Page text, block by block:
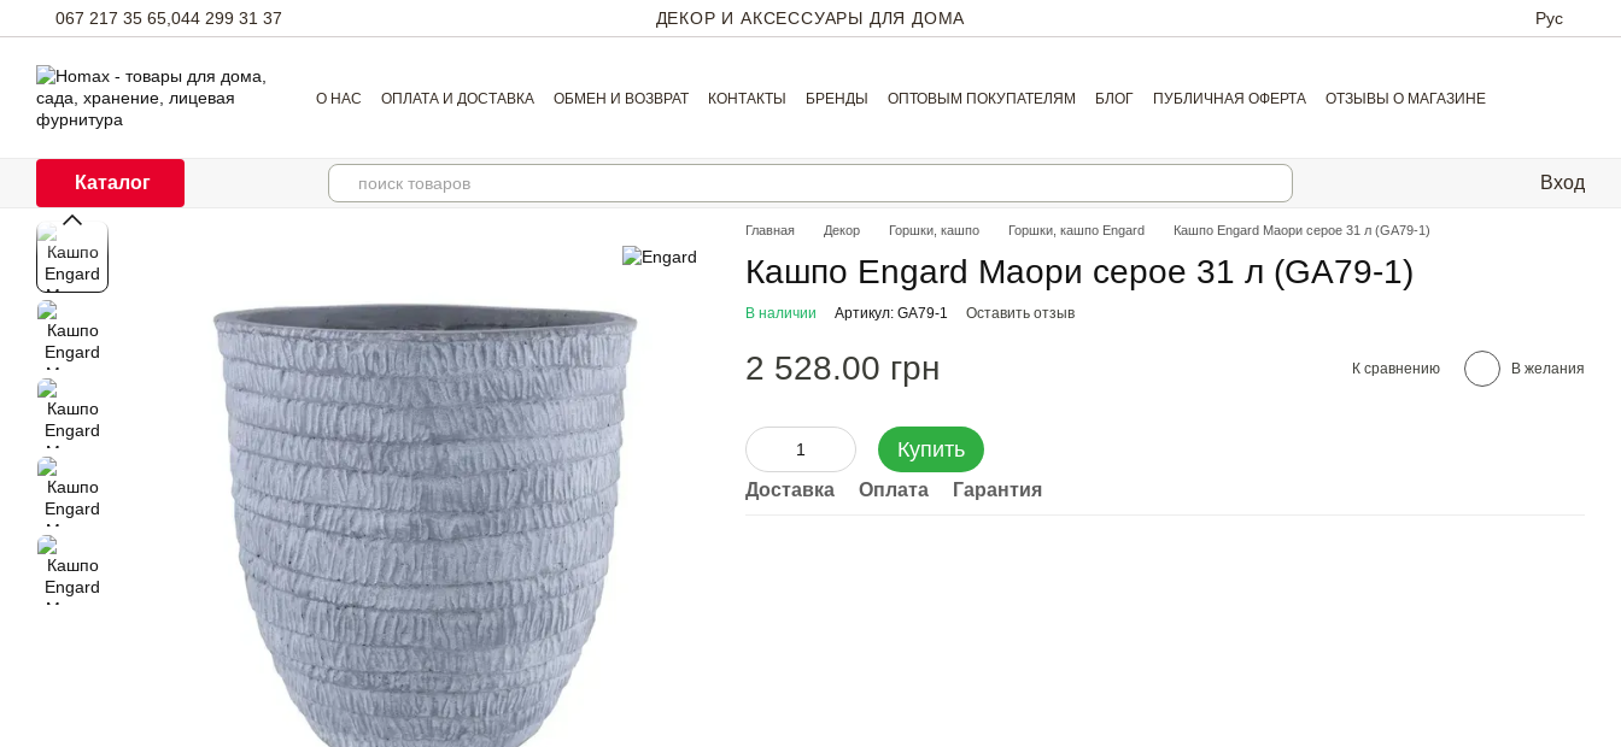
Перейти к основному контенту
067 217 35 65, 044 299 31 37 ДЕКОР И АКСЕССУАРЫ ДЛЯ ДОМА Рус
О НАС ОПЛАТА И ДОСТАВКА ОБМЕН И ВОЗВРАТ КОНТАКТЫ БРЕНДЫ ОПТОВЫМ ПОКУПАТЕЛЯМ БЛОГ ПУБЛИЧНАЯ ОФЕРТА ОТЗЫВЫ О МАГАЗИНЕ
Каталог Вход
Главная Декор Горшки, кашпо Горшки, кашпо Engard Кашпо Engard Маори серое 31 л (GA79-1)
Кашпо Engard Маори серое 31 л (GA79-1)
В наличии Артикул: GA79-1 Оставить отзыв
2 528.00 грн К сравнению В желания
Купить
Доставка Оплата Гарантия